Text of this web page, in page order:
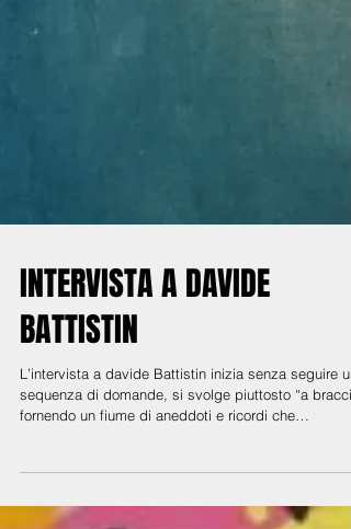
INTERVISTA A DAVIDE
BATTISTIN
L’intervista a davide Battistin inizia senza seguire